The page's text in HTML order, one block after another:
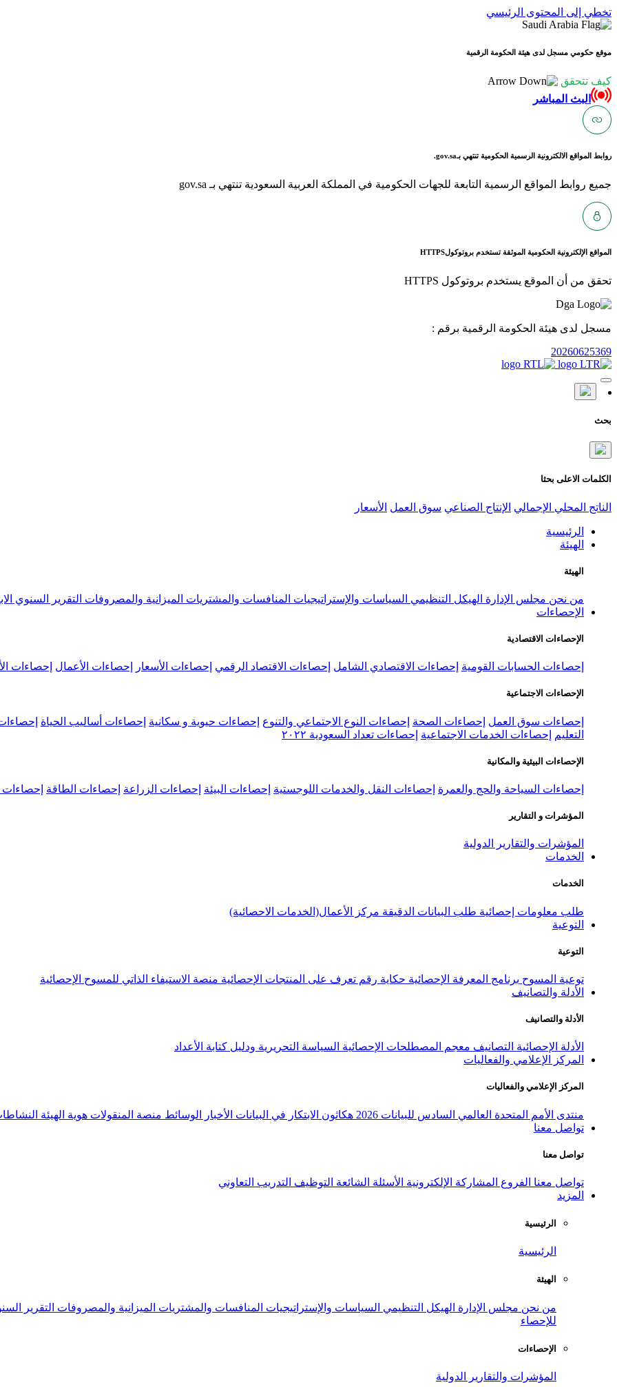
تخطي إلى المحتوى الرئيسي
موقع حكومي مسجل لدى هيئة الحكومة الرقمية
كيف تتحقق
البث المباشر
روابط المواقع الالكترونية الرسمية الحكومية تنتهي بـgov.sa.
جميع روابط المواقع الرسمية التابعة للجهات الحكومية في المملكة العربية السعودية تنتهي بـ gov.sa
المواقع الإلكترونية الحكومية الموثقة تستخدم بروتوكولHTTPS
تحقق من أن الموقع يستخدم بروتوكول HTTPS
مسجل لدى هيئة الحكومة الرقمية برقم :
20260625369
بحث
الكلمات الاعلى بحثا
الناتج المحلي الإجمالي الإنتاج الصناعي سوق العمل الأسعار
الرئيسية
الهيئة
الهيئة
من نحن مجلس الإدارة الهيكل التنظيمي السياسات والإستراتيجيات المنافسات والمشتريات الميزانية والمصروفات التقرير السنوي
الإحصاءات
الإحصاءات الاقتصادية
إحصاءات الحسابات القومية إحصاءات الاقتصادي الشامل إحصاءات الاقتصاد الرقمي إحصاءات الأسعار إحصاءات الأعمال إحصاءات
الإحصاءات الاجتماعية
إحصاءات سوق العمل إحصاءات الصحة إحصاءات النوع الاجتماعي والتنوع إحصاءات حيوية و سكانية إحصاءات أساليب الحياة
التعليم
إحصاءات الخدمات الاجتماعية إحصاءات تعداد السعودية ٢٠٢٢
الإحصاءات البيئية والمكانية
إحصاءات السياحة والحج والعمرة إحصاءات النقل والخدمات اللوجستية إحصاءات البيئة إحصاءات الزراعة إحصاءات الطاقة إحصاءات
المؤشرات و التقارير
المؤشرات والتقارير الدولية
الخدمات
الخدمات
طلب معلومات إحصائية طلب البيانات الدقيقة مركز الأعمال(الخدمات الاحصائية)
التوعية
التوعية
توعية المسوح برنامج المعرفة الإحصائية حكاية رقم تعرف على المنتجات الإحصائية منصة الاستيفاء الذاتي للمسوح الإحصائية
الأدلة والتصانيف
الأدلة والتصانيف
الأدلة الإحصائية التصانيف معجم المصطلحات الإحصائية السياسة التحريرية ودليل كتابة الأعداد
المركز الإعلامي والفعاليات
المركز الإعلامي والفعاليات
منتدى الأمم المتحدة العالمي السادس للبيانات 2026 هكاثون الابتكار في البيانات الأخبار الوسائط منصة المنقولات هوية الهيئة
تواصل معنا
تواصل معنا
تواصل معنا الفروع المشاركة الإلكترونية الأسئلة الشائعة التوظيف التدريب التعاوني
المزيد
الرئيسية
الرئيسية
الهيئة
من نحن مجلس الإدارة الهيكل التنظيمي السياسات والإستراتيجيات المنافسات والمشتريات الميزانية والمصروفات التقرير
للإحصاء
الإحصاءات
المؤشرات والتقارير الدولية